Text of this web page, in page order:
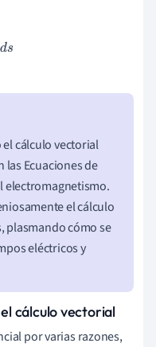
s
cálculo vectorial
las Ecuaciones de
electromagnetismo.
el cálculo
plasmando cómo se
eléctricos y
cálculo vectorial
por varias razones,